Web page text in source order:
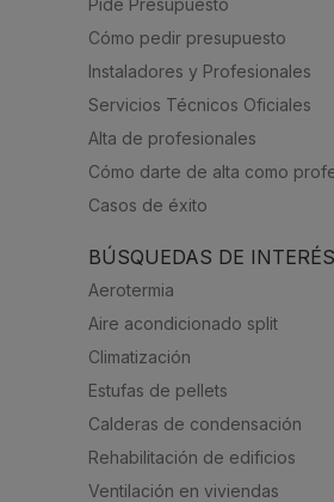
Pide Presupuesto
Cómo pedir presupuesto
Instaladores y Profesionales
Servicios Técnicos Oficiales
Alta de profesionales
Cómo darte de alta como
Casos de éxito
BÚSQUEDAS DE INTERÉS
Aerotermia
Aire acondicionado split
Climatización
Estufas de pellets
Calderas de condensación
Rehabilitación de edificios
Ventilación en viviendas